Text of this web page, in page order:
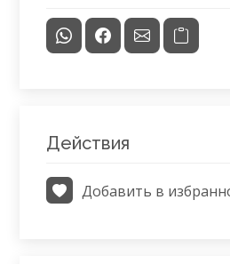
Действия
Добавить в